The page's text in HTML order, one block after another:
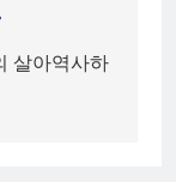
살아역사하